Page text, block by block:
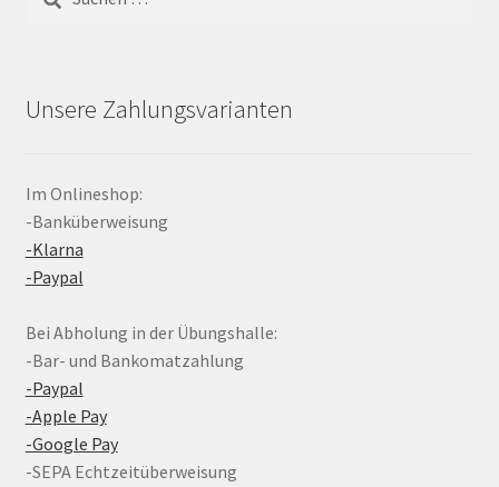
nach:
Unsere Zahlungsvarianten
Im Onlineshop:
-Banküberweisung
-Klarna
-Paypal
Bei Abholung in der Übungshalle:
-Bar- und Bankomatzahlung
-Paypal
-Apple Pay
-Google Pay
-SEPA Echtzeitüberweisung